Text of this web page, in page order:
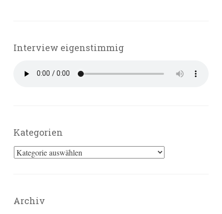
Interview eigenstimmig
Kategorien
Kategorien
Archiv